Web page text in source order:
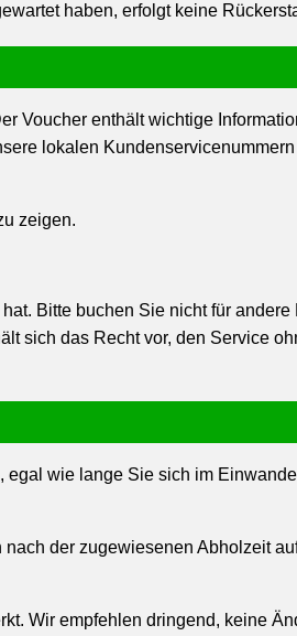
haben, erfolgt keine
Voucher enthält wichtige
lokalen
zeigen.
Bitte buchen Sie nicht für andere
sich das Recht vor, den Service
wie lange Sie sich im
der zugewiesenen Abholzeit
Wir empfehlen dringend, keine